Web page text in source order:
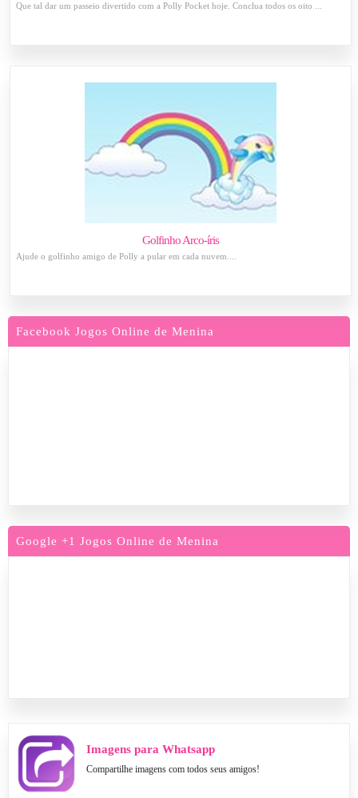
Que tal dar um passeio divertido com a Polly Pocket hoje. Conclua todos os oito ...
Golfinho Arco-íris
Ajude o golfinho amigo de Polly a pular em cada nuvem....
Facebook Jogos Online de Menina
Google +1 Jogos Online de Menina
Imagens para Whatsapp
Compartilhe imagens com todos seus amigos!